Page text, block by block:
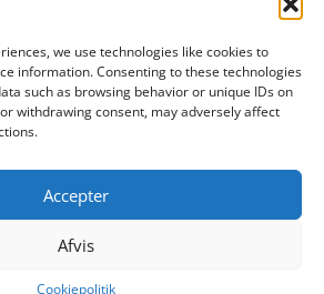
we use technologies like cookies to
information. Consenting to these technologies
such as browsing behavior or unique IDs on
withdrawing consent, may adversely affect
Accepter
Afvis
Cookiepolitik
hjælphumor internet musicon
quiche rejse roskilde
sprog søgning